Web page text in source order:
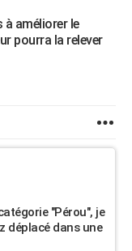
améliorer le
pourra la relever
"Pérou", je
déplacé dans une